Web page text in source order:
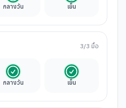
กลางวัน เย็น
3/3 มื้อ
กลางวัน
รวมในค่าทัวร์
เย็น
รวมในค่าทัวร์